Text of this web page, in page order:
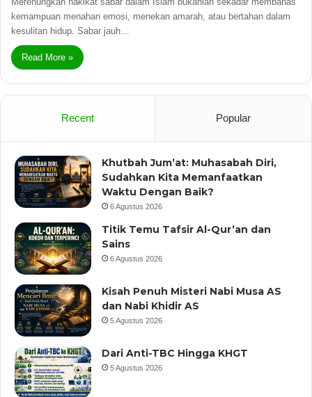
kemampuan menahan emosi, menekan amarah, atau bertahan dalam
kesulitan hidup. Sabar jauh…
Read More »
Recent Popular
Khutbah Jum’at: Muhasabah Diri,
Sudahkan Kita Memanfaatkan
Waktu Dengan Baik?
6 Agustus 2026
Titik Temu Tafsir Al-Qur’an dan
Sains
6 Agustus 2026
Kisah Penuh Misteri Nabi Musa AS
dan Nabi Khidir AS
5 Agustus 2026
Dari Anti-TBC Hingga KHGT
5 Agustus 2026